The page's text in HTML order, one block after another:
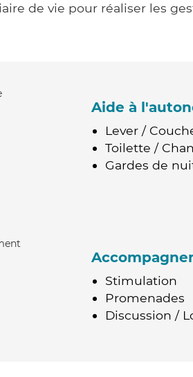
de vie pour réaliser les
Aide à
Lever /
Toilette /
Gardes de
Stimulation
Promenades
Discussion /